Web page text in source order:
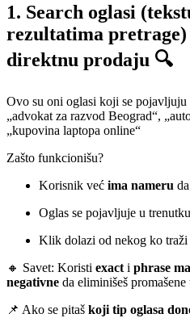
1. Search oglasi
rezultatima
direktnu prodaju 🔍
Ovo su oni oglasi koji se pojavljuju
„advokat za razvod Beograd“,
„kupovina laptopa online“
Zašto funkcionišu?
Korisnik već ima nameru
Oglas se pojavljuje u
Klik dolazi od nekog ko traži
🔸 Savet: Koristi exact i phrase
negativne da eliminišeš promašene
📌 Ako se pitaš koji tip oglasa